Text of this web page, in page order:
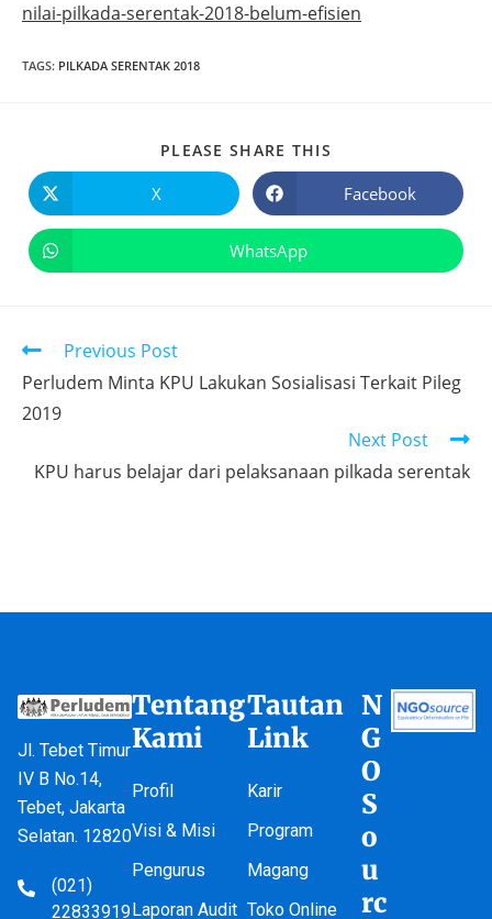
nilai-pilkada-serentak-2018-belum-efisien
TAGS: PILKADA SERENTAK 2018
PLEASE SHARE THIS
X Facebook
WhatsApp
Previous Post
Perludem Minta KPU Lakukan Sosialisasi Terkait Pileg
2019
Next Post
KPU harus belajar dari pelaksanaan pilkada serentak
Jl. Tebet Timur
IV B No.14,
Tebet, Jakarta
Selatan. 12820
(021)
22833919
Tentang
Kami
Profil
Visi & Misi
Pengurus
Laporan Audit
Tautan
Link
Karir
Program
Magang
Toko Online
N
G
O
S
o
u
rc